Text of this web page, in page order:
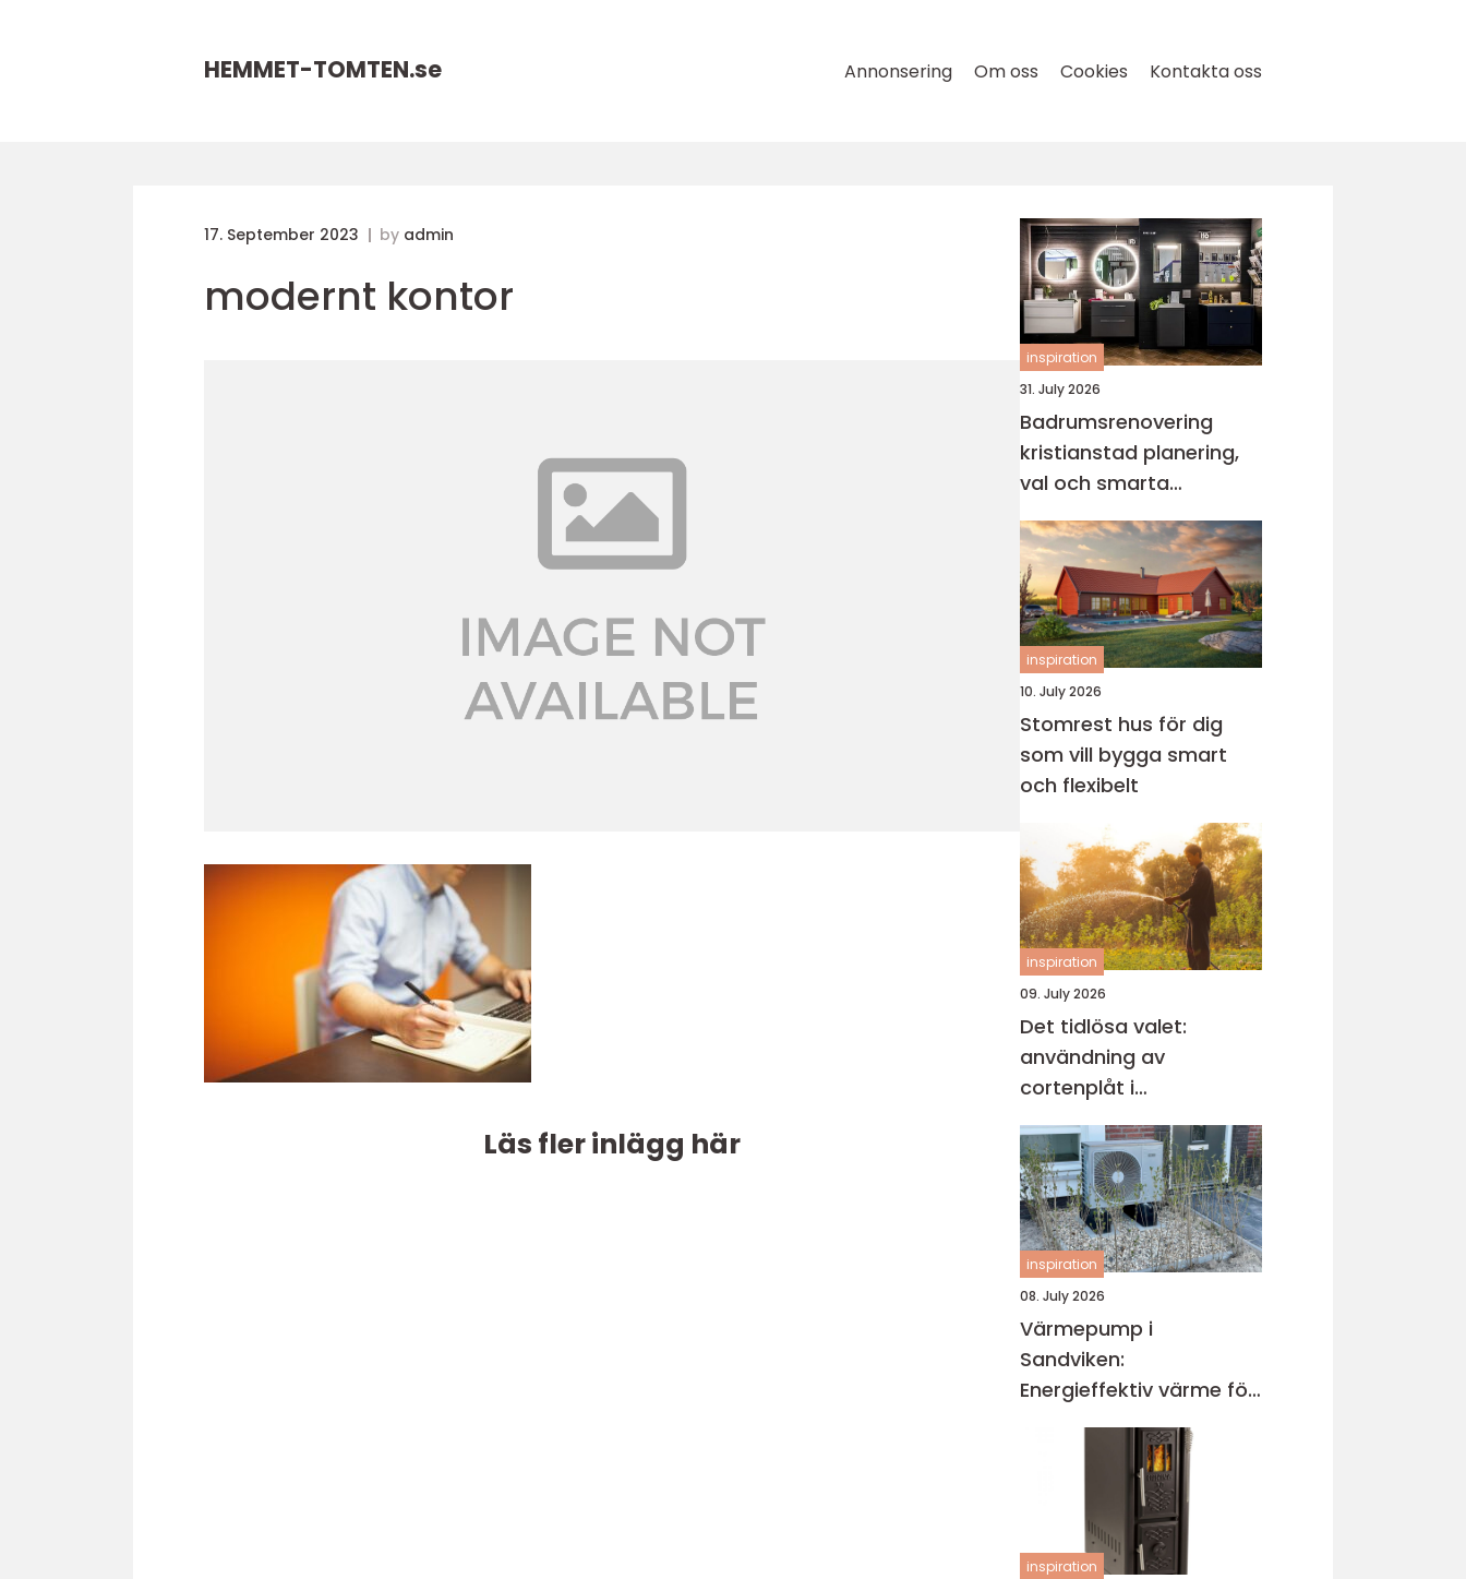
HEMMET-TOMTEN.se Annonsering Om oss Cookies Kontakta oss
17. September 2023 by admin
modernt kontor
Läs fler inlägg här
inspiration
31. July 2026
Badrumsrenovering
kristianstad planering,
val och smarta
genvägar
inspiration
10. July 2026
Stomrest hus för dig
som vill bygga smart
och flexibelt
inspiration
09. July 2026
Det tidlösa valet:
användning av
cortenplåt i
trädgårdsdesign
inspiration
08. July 2026
Värmepump i
Sandviken:
Energieffektiv värme för
villa och fastighet
inspiration